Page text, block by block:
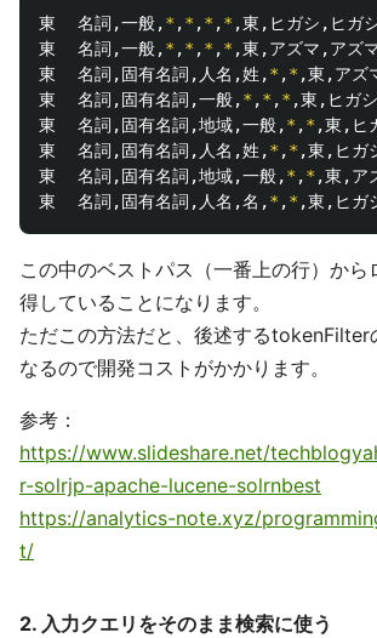
東	名詞,一般,* ,* ,* ,* ,東,ヒガシ,ヒガ
東	名詞,一般,* ,* ,* ,* ,東,アズマ,アズ
東	名詞,固有名詞,人名,姓,* ,* ,東,アズ
東	名詞,固有名詞,一般,* ,* ,* ,東,ヒガ
東	名詞,固有名詞,地域,一般,* ,* ,東,ヒ
東	名詞,固有名詞,人名,姓,* ,* ,東,ヒガ
東	名詞,固有名詞,地域,一般,* ,* ,東,ア
東	名詞,固有名詞,人名,名,* ,*
この中のベストパス（一番上の行）から
得していることになります。
ただこの方法だと、後述するtokenFilter
なるので開発コストがかかります。
参考：
https://www.slideshare.net/
r-solrjp-apache-lucene-solrnbest
https://analytics-note.xyz/
t/
2. 入力クエリをそのまま検索に使う